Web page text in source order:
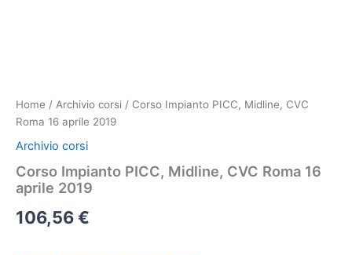
Home / Archivio corsi / Corso Impianto PICC, Midline, CVC
Roma 16 aprile 2019
Archivio corsi
Corso Impianto PICC, Midline, CVC Roma 16
aprile 2019
106,56€